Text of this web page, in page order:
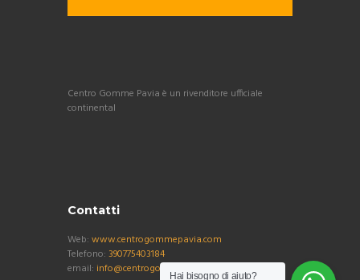
Centro Gomme Pavia è un rivenditore ufficiale
continental
Contatti
Web: www.centrogommepavia.com
Telefono: 390775403184
email: info@centrogommepavia.com
Hai bisogno di aiuto?